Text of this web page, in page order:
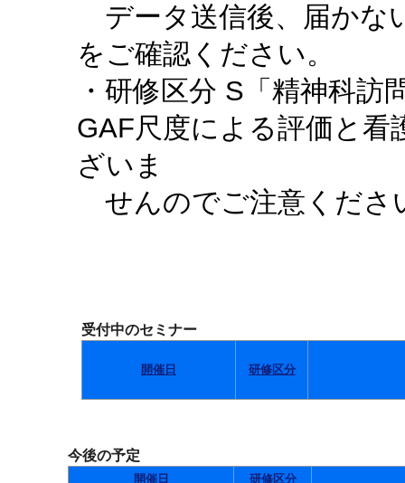
データ送信後、届かな
をご確認ください。
・研修区分 S「精神科
GAF尺度による評価と看
ざいま
せんのでご注意くださ
受付中のセミナー
開催日 研修区分
今後の予定
開催日 研修区分